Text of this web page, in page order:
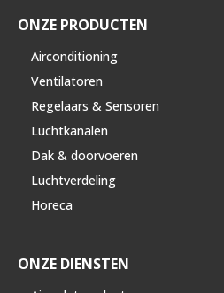
ONZE PRODUCTEN
Airconditioning
Ventilatoren
Regelaars & Sensoren
Luchtkanalen
Dak & doorvoeren
Luchtverdeling
Horeca
ONZE DIENSTEN